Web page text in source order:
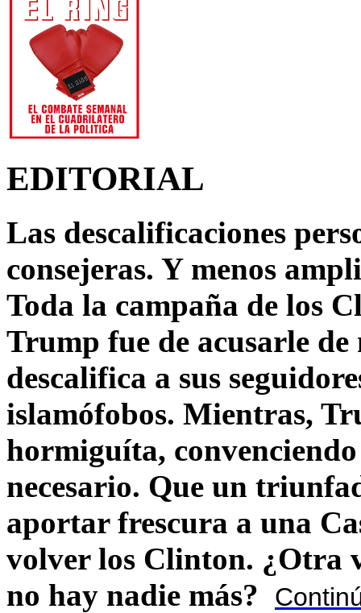
EDITORIAL
Las descalificaciones
consejeras. Y menos
Toda la campaña de los
Trump fue de acusarle
descalifica a sus
islamófobos. Mientras,
hormiguíta,
necesario. Que un
aportar frescura a una
volver los Clinton. ¿Otra
no hay nadie más?